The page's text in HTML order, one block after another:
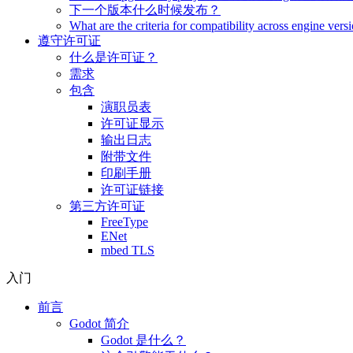
下一个版本什么时候发布？
What are the criteria for compatibility across engine
遵守许可证
什么是许可证？
需求
包含
演职员表
许可证显示
输出日志
附带文件
印刷手册
许可证链接
第三方许可证
FreeType
ENet
mbed TLS
入门
前言
Godot 简介
Godot 是什么？